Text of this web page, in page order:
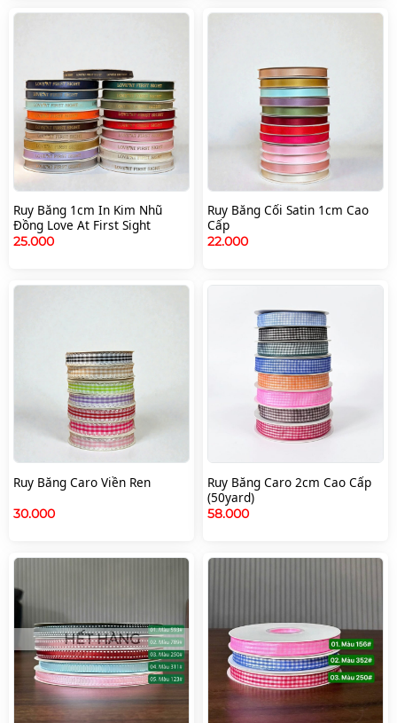
Ruy Băng 1cm In Kim Nhũ
Đồng Love At First Sight
25.000
Ruy Băng Cối Satin 1cm Cao
Cấp
22.000
Ruy Băng Caro Viền Ren
30.000
Ruy Băng Caro 2cm Cao Cấp
(50yard)
58.000
HẾT HÀNG